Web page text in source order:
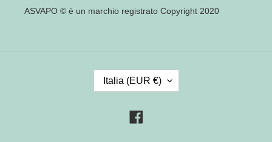
ASVAPO © è un marchio registrato Copyright 2020
Italia (EUR €)